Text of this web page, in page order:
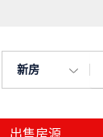
新房
出售房源